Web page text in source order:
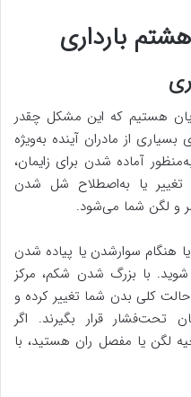
بارداری
هستیم که این مشکل چقدر
از مادران آینده به‌ویژه
آماده شدن برای زایمان،
یا به‌اصطلاح شل شدن
و لگن شما می‌شود.
هنگام سوارشدن یا پیاده شدن
شوید. با بزرگ شدن شکم، مرکز
کلی بدن شما تغییر کرده و
قرار بگیرند. اگر
لگن یا مفصل ران هستید، با